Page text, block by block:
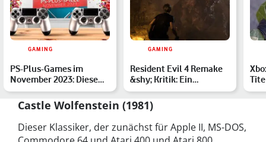
GAMING
PS-Plus-Games im
November 2023: Diese
Spiele sind dabei
GAMING
Resident Evil 4 Remake
&shy; Kritik: Ein
Meisterwerk, das sich
se…
Castle Wolfenstein (1981)
Dieser Klassiker, der zunächst für Apple II, MS-DOS,